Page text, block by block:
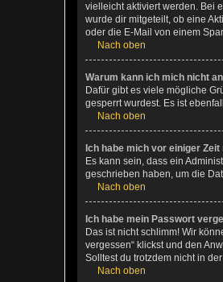
vielleicht aktiviert werden. Bei
wurde dir mitgeteilt, ob eine
oder die E-Mail von einem
Nach oben
Warum kann ich mich nicht
Dafür gibt es viele mögliche
gesperrt wurdest. Es ist
Nach oben
Ich habe mich vor einiger
Es kann sein, dass ein
geschrieben haben, um die
Nach oben
Ich habe mein Passwort
Das ist nicht schlimm! Wir
vergessen“ klickst und den
Solltest du trotzdem nicht in
Nach oben